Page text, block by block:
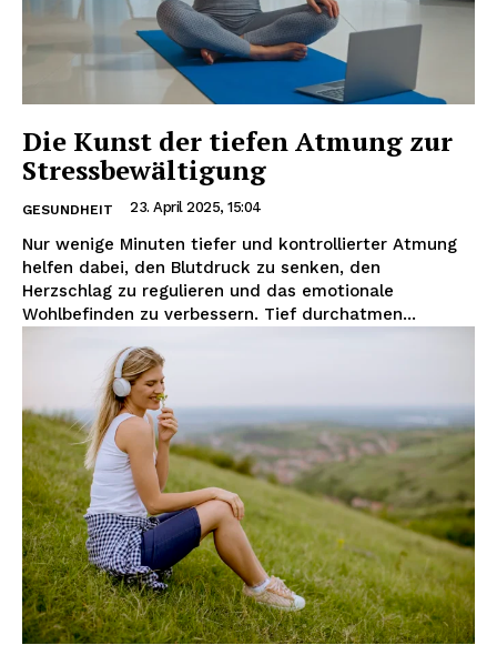
Die Kunst der tiefen Atmung zur
Stressbewältigung
GESUNDHEIT 23. April 2025, 15:04
Nur wenige Minuten tiefer und kontrollierter Atmung
helfen dabei, den Blutdruck zu senken, den
Herzschlag zu regulieren und das emotionale
Wohlbefinden zu verbessern. Tief durchatmen...